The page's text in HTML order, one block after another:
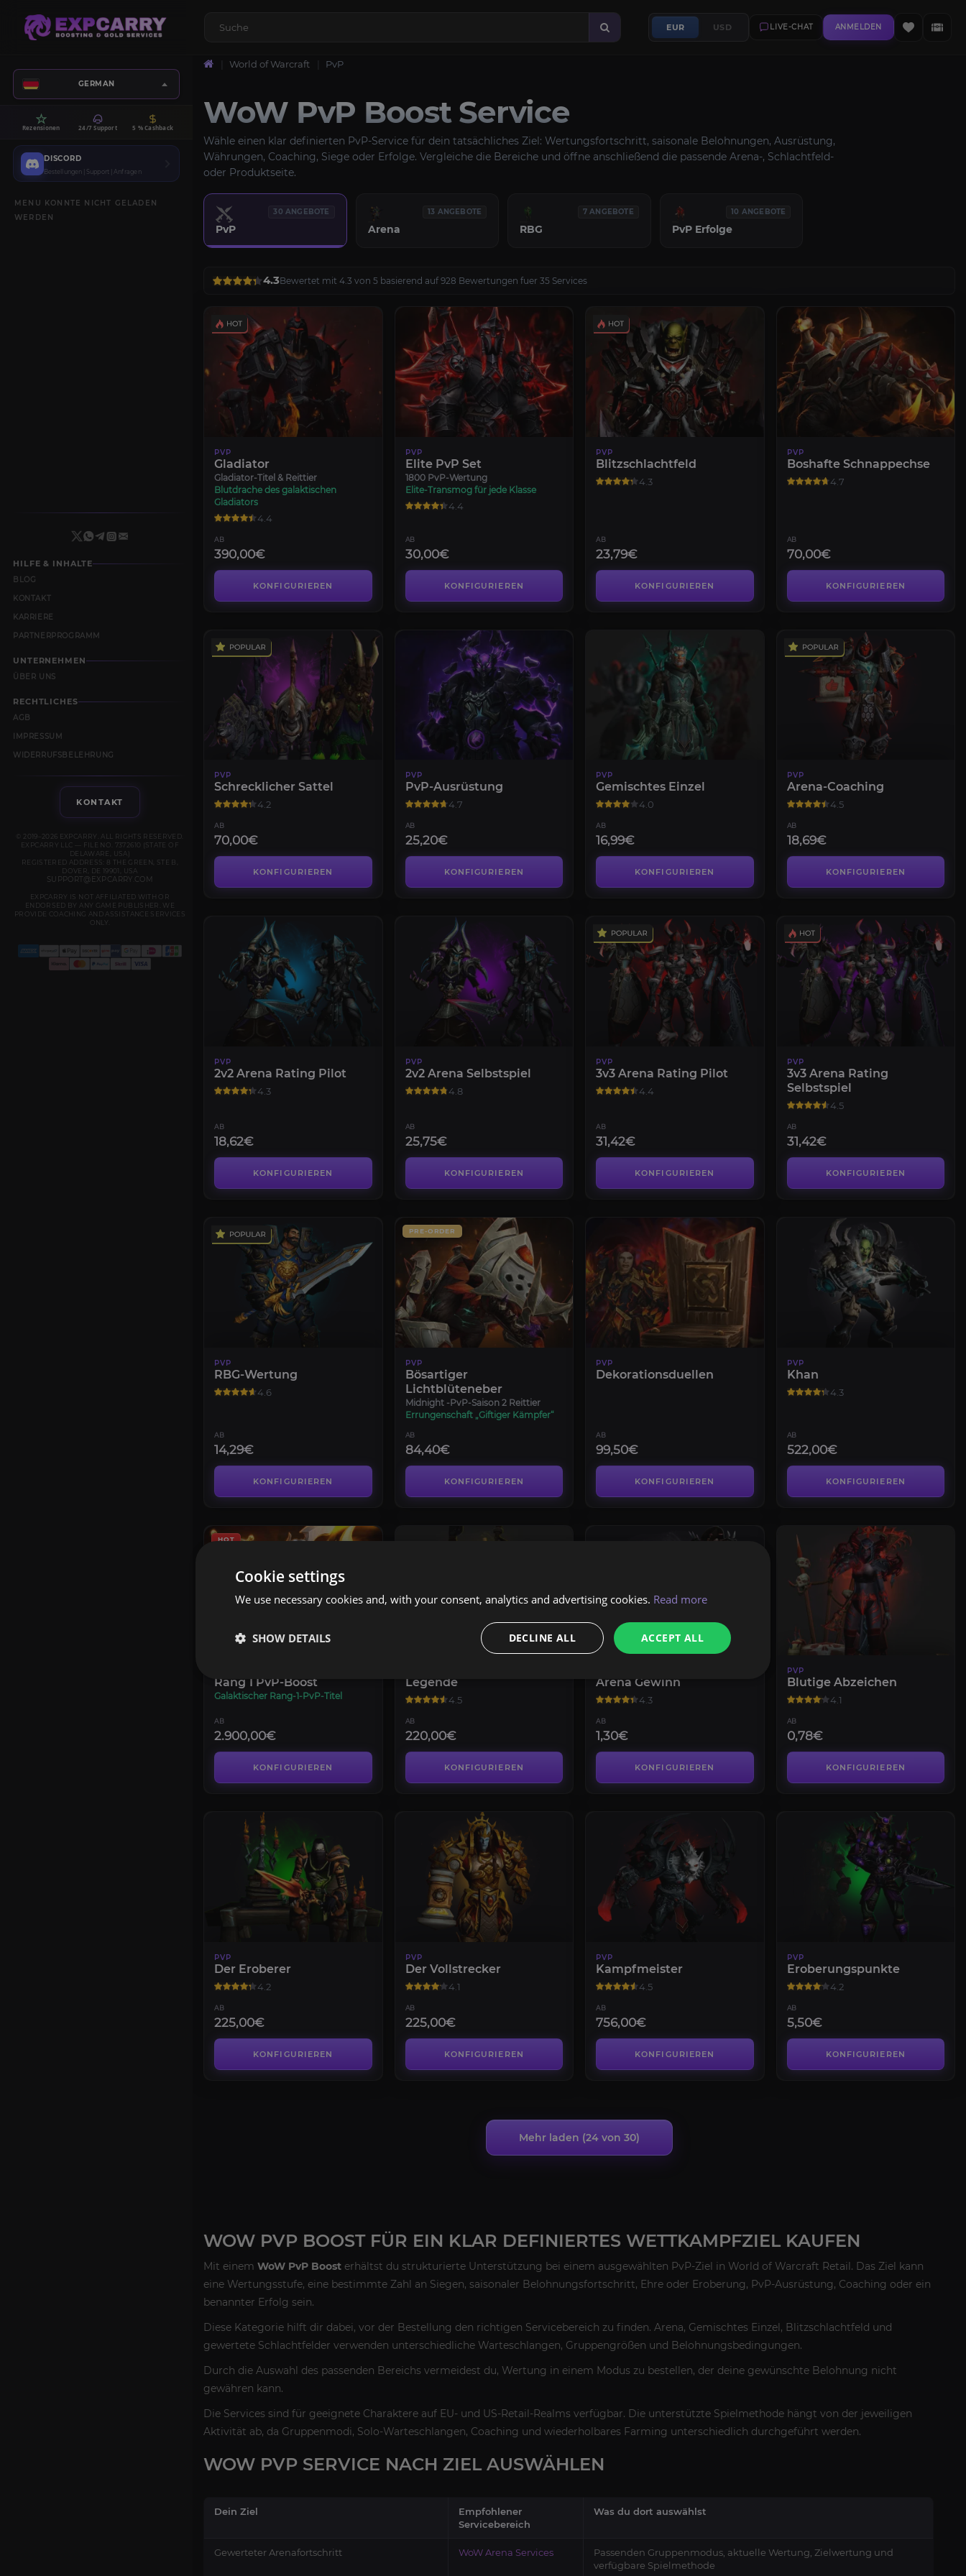
EUR USD LIVE-CHAT ANMELDEN
GERMAN
Rezensionen 24/7 Support 5 % Cashback
DISCORD
Bestellungen | Support | Anfragen
MENU KONNTE NICHT GELADEN
WERDEN
HILFE & INHALTE
BLOG
KONTAKT
KARRIERE
PARTNERPROGRAMM
UNTERNEHMEN
ÜBER UNS
RECHTLICHES
AGB
IMPRESSUM
WIDERRUFSBELEHRUNG
KONTAKT
© 2019–2026 EXPCARRY. ALL RIGHTS RESERVED.
EXPCARRY LLC — FILE NO. 7372610 (STATE OF
DELAWARE, USA)
REGISTERED ADDRESS: 8 THE GREEN, STE B,
DOVER, DE 19901, USA
SUPPORT@EXPCARRY.COM
EXPCARRY IS NOT AFFILIATED WITH OR
ENDORSED BY ANY GAME PUBLISHER. WE
PROVIDE COACHING AND ASSISTANCE SERVICES
ONLY.
World of Warcraft PvP
WoW PvP Boost Service
Wähle einen klar definierten PvP-Service für dein tatsächliches Ziel: Wertungsfortschritt, saisonale Belohnungen, Ausrüstung,
Währungen, Coaching, Siege oder Erfolge. Vergleiche die Bereiche und öffne anschließend die passende Arena-, Schlachtfeld-
oder Produktseite.
30 ANGEBOTE
PvP
13 ANGEBOTE
Arena
7 ANGEBOTE
RBG
10 ANGEBOTE
PvP Erfolge
4.3Bewertet mit 4.3 von 5 basierend auf 928 Bewertungen fuer 35 Services
PVP
Gladiator
Gladiator-Titel & Reittier
Blutdrache des galaktischen
Gladiators
4.4
AB
390,00€
KONFIGURIEREN
PVP
Elite PvP Set
1800 PvP-Wertung
Elite-Transmog für jede Klasse
4.4
AB
30,00€
KONFIGURIEREN
PVP
Blitzschlachtfeld
4.3
AB
23,79€
KONFIGURIEREN
PVP
Boshafte Schnappechse
4.7
AB
70,00€
KONFIGURIEREN
PVP
Schrecklicher Sattel
4.2
AB
70,00€
KONFIGURIEREN
PVP
PvP-Ausrüstung
4.7
AB
25,20€
KONFIGURIEREN
PVP
Gemischtes Einzel
4.0
AB
16,99€
KONFIGURIEREN
PVP
Arena-Coaching
4.5
AB
18,69€
KONFIGURIEREN
PVP
2v2 Arena Rating Pilot
4.3
AB
18,62€
KONFIGURIEREN
PVP
2v2 Arena Selbstspiel
4.8
AB
25,75€
KONFIGURIEREN
PVP
3v3 Arena Rating Pilot
4.4
AB
31,42€
KONFIGURIEREN
PVP
3v3 Arena Rating
Selbstspiel
4.5
AB
31,42€
KONFIGURIEREN
PVP
RBG-Wertung
4.6
AB
14,29€
KONFIGURIEREN
PRE-ORDER
PVP
Bösartiger
Lichtblüteneber
Midnight -PvP-Saison 2 Reittier
Errungenschaft „Giftiger Kämpfer“
AB
84,40€
KONFIGURIEREN
PVP
Dekorationsduellen
AB
99,50€
KONFIGURIEREN
PVP
Khan
4.3
AB
522,00€
KONFIGURIEREN
HOT
Rang 1 PvP-Boost
Galaktischer Rang-1-PvP-Titel
AB
2.900,00€
KONFIGURIEREN
Legende
4.5
AB
220,00€
KONFIGURIEREN
Arena Gewinn
4.3
AB
1,30€
KONFIGURIEREN
PVP
Blutige Abzeichen
4.1
AB
0,78€
KONFIGURIEREN
PVP
Der Eroberer
4.2
AB
225,00€
KONFIGURIEREN
PVP
Der Vollstrecker
4.1
AB
225,00€
KONFIGURIEREN
PVP
Kampfmeister
4.5
AB
756,00€
KONFIGURIEREN
PVP
Eroberungspunkte
4.2
AB
5,50€
KONFIGURIEREN
Mehr laden (24 von 30)
WOW PVP BOOST FÜR EIN KLAR DEFINIERTES WETTKAMPFZIEL KAUFEN
Mit einem WoW PvP Boost erhältst du strukturierte Unterstützung bei einem ausgewählten PvP-Ziel in World of Warcraft Retail. Das Ziel kann
eine Wertungsstufe, eine bestimmte Zahl an Siegen, saisonaler Belohnungsfortschritt, Ehre oder Eroberung, PvP-Ausrüstung, Coaching oder ein
benannter Erfolg sein.
Diese Kategorie hilft dir dabei, vor der Bestellung den richtigen Servicebereich zu finden. Arena, Gemischtes Einzel, Blitzschlachtfeld und
gewertete Schlachtfelder verwenden unterschiedliche Warteschlangen, Gruppengrößen und Belohnungsbedingungen.
Durch die Auswahl des passenden Bereichs vermeidest du, Wertung in einem Modus zu bestellen, der deine gewünschte Belohnung nicht
gewähren kann.
Die Services sind für geeignete Charaktere auf EU- und US-Retail-Realms verfügbar. Die unterstützte Spielmethode hängt von der jeweiligen
Aktivität ab, da Gruppenmodi, Solo-Warteschlangen, Coaching und wiederholbares Farming unterschiedlich durchgeführt werden.
WOW PVP SERVICE NACH ZIEL AUSWÄHLEN
Dein Ziel
Empfohlener
Servicebereich
Was du dort auswählst
Gewerteter Arenafortschritt WoW Arena Services
Passenden Gruppenmodus, aktuelle Wertung, Zielwertung und
verfügbare Spielmethode
Cookie settings
We use necessary cookies and, with your consent, analytics and advertising cookies. Read more
ACCEPT ALL
DECLINE ALL
SHOW DETAILS